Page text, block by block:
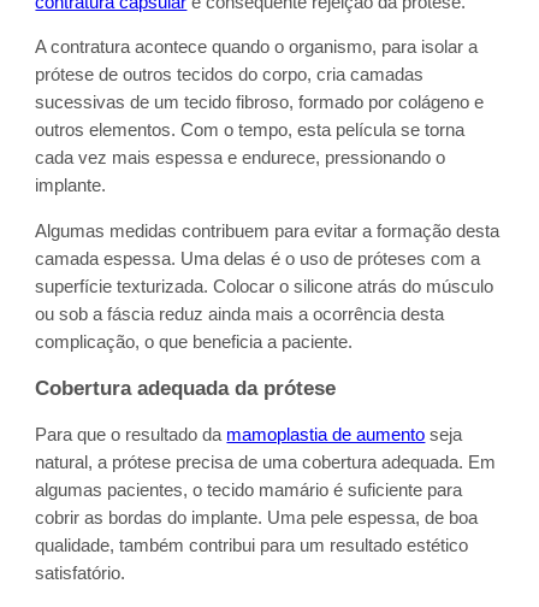
A contratura acontece quando o organismo, para isolar a
prótese de outros tecidos do corpo, cria camadas
sucessivas de um tecido fibroso, formado por colágeno e
outros elementos. Com o tempo, esta película se torna
cada vez mais espessa e endurece, pressionando o
implante.
Algumas medidas contribuem para evitar a formação desta
camada espessa. Uma delas é o uso de próteses com a
superfície texturizada. Colocar o silicone atrás do músculo
ou sob a fáscia reduz ainda mais a ocorrência desta
complicação, o que beneficia a paciente.
Cobertura adequada da prótese
Para que o resultado da mamoplastia de aumento seja
natural, a prótese precisa de uma cobertura adequada. Em
algumas pacientes, o tecido mamário é suficiente para
cobrir as bordas do implante. Uma pele espessa, de boa
qualidade, também contribui para um resultado estético
satisfatório.